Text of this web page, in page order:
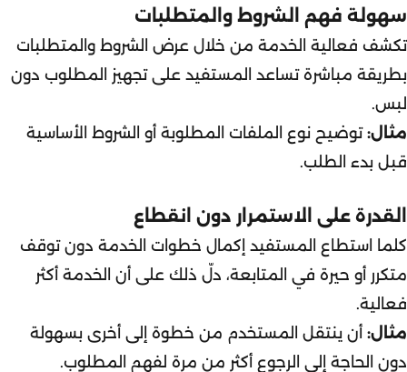
سهولة فهم الشروط والمتطلبات
تكشف فعالية الخدمة من خلال عرض الشروط والمتطلبات
بطريقة مباشرة تساعد المستفيد على تجهيز المطلوب دون
لبس.
مثال: توضيح نوع الملفات المطلوبة أو الشروط الأساسية
قبل بدء الطلب.
القدرة على الاستمرار دون انقطاع
كلما استطاع المستفيد إكمال خطوات الخدمة دون توقف
متكرر أو حيرة في المتابعة، دلّ ذلك على أن الخدمة أكثر
فعالية.
مثال: أن ينتقل المستخدم من خطوة إلى أخرى بسهولة
دون الحاجة إلى الرجوع أكثر من مرة لفهم المطلوب.